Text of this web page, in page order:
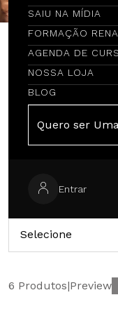
SAIU NA MÍDIA
FORMAÇÃO
AGENDA DE
NOSSA LOJA
BLOG
Quero ser
Entrar
Selecione
6 Produtos|Preview